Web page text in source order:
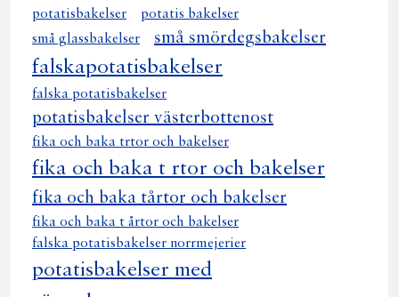
potatisbakelser
potatis bakelser
små glassbakelser
små smördegsbakelser
falskapotatisbakelser
falska potatisbakelser
potatisbakelser västerbottenost
fika och baka trtor och bakelser
fika och baka t rtor och bakelser
fika och baka tårtor och bakelser
fika och baka t årtor och bakelser
falska potatisbakelser norrmejerier
potatisbakelser med